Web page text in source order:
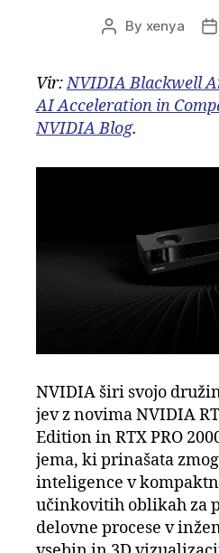
Post
By xenya
Vir:NVIDIA Blackwell
AI Acceleration in
NVIDIA Blog.
NVIDIA širi svojo
jev z novima NVIDIA
Edition in RTX PRO
jema, ki prinašata
inteligence v
učinkovitih oblikah za
delovne procese v